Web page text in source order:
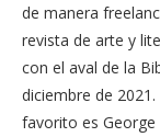
de manera
revista de arte y
con el aval de la
diciembre de
favorito es George